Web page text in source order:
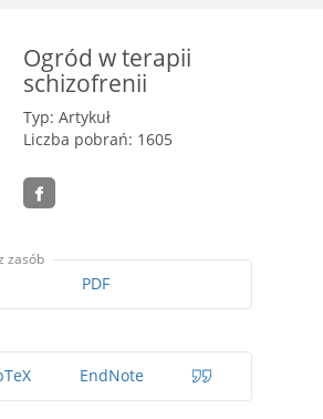
Ogród w terapii
schizofrenii
Typ: Artykuł
Liczba pobrań: 1605
zasób
PDF
EndNote